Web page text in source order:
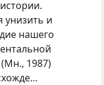
унизить и
нашего
1987)